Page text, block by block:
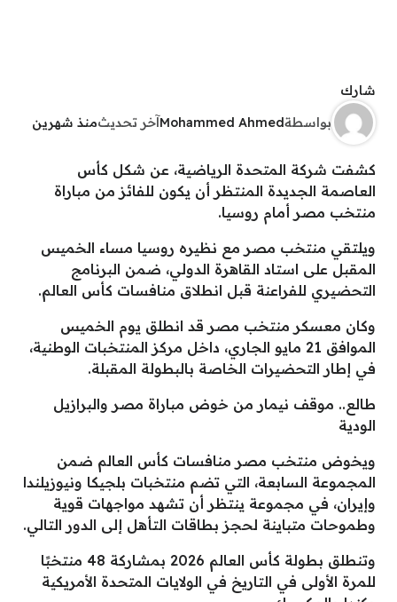
شارك
بواسطةMohammed Ahmedآخر تحديثمنذ شهرين
كشفت شركة المتحدة الرياضية، عن شكل كأس
العاصمة الجديدة المنتظر أن يكون للفائز من مباراة
منتخب مصر أمام روسيا.
ويلتقي منتخب مصر مع نظيره روسيا مساء الخميس
المقبل على استاد القاهرة الدولي، ضمن البرنامج
التحضيري للفراعنة قبل انطلاق منافسات كأس العالم.
وكان معسكر منتخب مصر قد انطلق يوم الخميس
الموافق 21 مايو الجاري، داخل مركز المنتخبات الوطنية،
في إطار التحضيرات الخاصة بالبطولة المقبلة.
طالع.. موقف نيمار من خوض مباراة مصر والبرازيل
الودية
ويخوض منتخب مصر منافسات كأس العالم ضمن
المجموعة السابعة، التي تضم منتخبات بلجيكا ونيوزيلندا
وإيران، في مجموعة ينتظر أن تشهد مواجهات قوية
وطموحات متباينة لحجز بطاقات التأهل إلى الدور التالي.
وتنطلق بطولة كأس العالم 2026 بمشاركة 48 منتخبًا
للمرة الأولى في التاريخ في الولايات المتحدة الأمريكية